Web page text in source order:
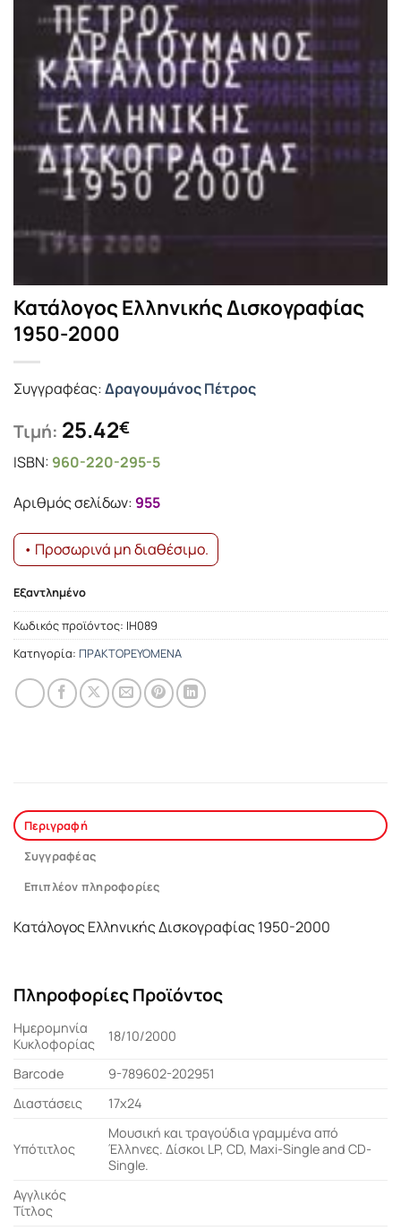
Κατάλογος Ελληνικής Δισκογραφίας
1950-2000
Συγγραφέας:Δραγουμάνος Πέτρος
Τιμή: 25.42€
ISBN: 960-220-295-5
Αριθμός σελίδων:955
• Προσωρινά μη διαθέσιμο.
Εξαντλημένο
Κωδικός προϊόντος: ΙΗ089
Κατηγορία: ΠΡΑΚΤΟΡΕΥΟΜΕΝΑ
Περιγραφή
Συγγραφέας
Επιπλέον πληροφορίες
Κατάλογος Ελληνικής Δισκογραφίας 1950-2000
Πληροφορίες Προϊόντος
Ημερομηνία
Κυκλοφορίας
18/10/2000
Barcode
9-789602-202951
Διαστάσεις
17x24
Υπότιτλος
Μουσική και τραγούδια γραμμένα από
Έλληνες. Δίσκοι LP, CD, Maxi-Single and CD-
Single.
Αγγλικός
Τίτλος